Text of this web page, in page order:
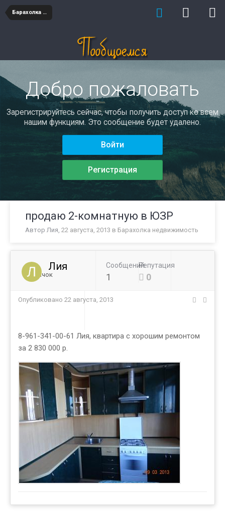
Барахолка недвижимость
Добро пожаловать
Зарегистрируйтесь сейчас, чтобы получить доступ ко всем
нашим функциям. Это сообщение будет удалено.
Войти
Регистрация
продаю 2-комнатную в ЮЗР
Автор Лия, 22 августа, 2013 в Барахолка недвижимость
Лия
Новичок
Сообщений
1
Репутация
0
Опубликовано 22 августа, 2013
8-961-341-00-61 Лия, квартира с хорошим ремонтом
за 2 830 000 р.